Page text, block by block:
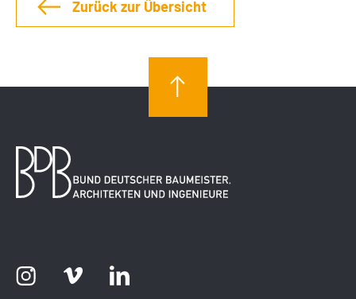
Zurück zur Übersicht